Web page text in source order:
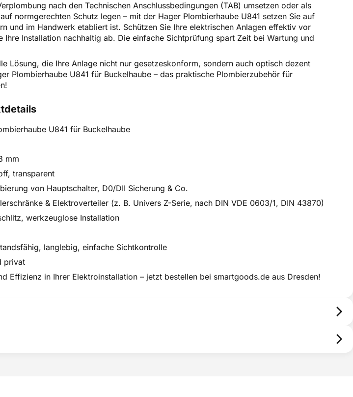
nach den Technischen Anschlussbedingungen (TAB) umsetzen oder als
normgerechten Schutz legen – mit der Hager Plombierhaube U841 setzen Sie auf
und im Handwerk etabliert ist. Schützen Sie Ihre elektrischen Anlagen effektiv vor
Ihre Installation nachhaltig ab. Die einfache Sichtprüfung spart Zeit bei Wartung und
Lösung, die Ihre Anlage nicht nur gesetzeskonform, sondern auch optisch dezent
Plombierhaube U841 für Buckelhaube – das praktische Plombierzubehör für
U841 für Buckelhaube
mm
transparent
von Hauptschalter, D0/DII Sicherung & Co.
& Elektroverteiler (z. B. Univers Z-Serie, nach DIN VDE 0603/1, DIN 43870)
werkzeuglose Installation
langlebig, einfache Sichtkontrolle
privat
Effizienz in Ihrer Elektroinstallation – jetzt bestellen bei smartgoods.de aus Dresden!